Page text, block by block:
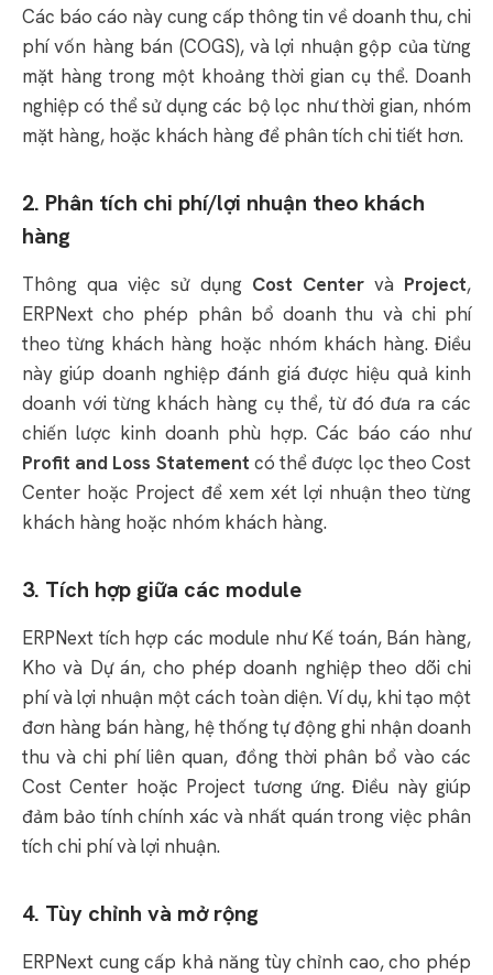
Các báo cáo này cung cấp thông tin về doanh thu, chi
phí vốn hàng bán (COGS), và lợi nhuận gộp của từng
mặt hàng trong một khoảng thời gian cụ thể. Doanh
nghiệp có thể sử dụng các bộ lọc như thời gian, nhóm
mặt hàng, hoặc khách hàng để phân tích chi tiết hơn.
2. Phân tích chi phí/lợi nhuận theo khách
hàng
Thông qua việc sử dụng Cost Centervà Project,
ERPNext cho phép phân bổ doanh thu và chi phí
theo từng khách hàng hoặc nhóm khách hàng. Điều
này giúp doanh nghiệp đánh giá được hiệu quả kinh
doanh với từng khách hàng cụ thể, từ đó đưa ra các
chiến lược kinh doanh phù hợp. Các báo cáo như
Profit and Loss Statement có thể được lọc theo Cost
Center hoặc Project để xem xét lợi nhuận theo từng
khách hàng hoặc nhóm khách hàng.
3. Tích hợp giữa các module
ERPNext tích hợp các module như Kế toán, Bán hàng,
Kho và Dự án, cho phép doanh nghiệp theo dõi chi
phí và lợi nhuận một cách toàn diện. Ví dụ, khi tạo một
đơn hàng bán hàng, hệ thống tự động ghi nhận doanh
thu và chi phí liên quan, đồng thời phân bổ vào các
Cost Center hoặc Project tương ứng. Điều này giúp
đảm bảo tính chính xác và nhất quán trong việc phân
tích chi phí và lợi nhuận.
4. Tùy chỉnh và mở rộng
ERPNext cung cấp khả năng tùy chỉnh cao, cho phép